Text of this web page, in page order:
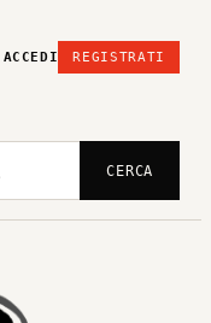
ACCEDI REGISTRATI
CERCA